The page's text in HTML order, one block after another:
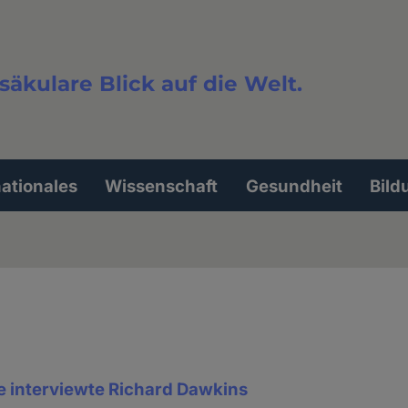
Blick auf die Welt.
Wissenschaft Gesundheit
interviewte Richard Dawkins